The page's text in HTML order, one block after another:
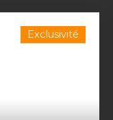
Exclusivité